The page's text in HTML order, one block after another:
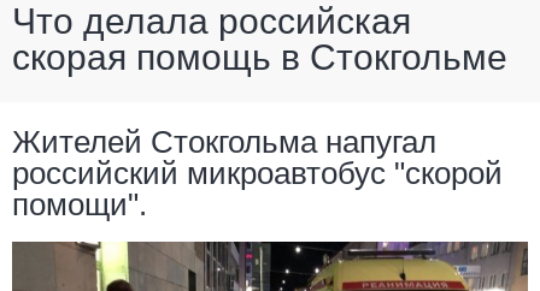
Что делала российская
скорая помощь в Стокгольме
Жителей Стокгольма напугал
российский микроавтобус "скорой
помощи".